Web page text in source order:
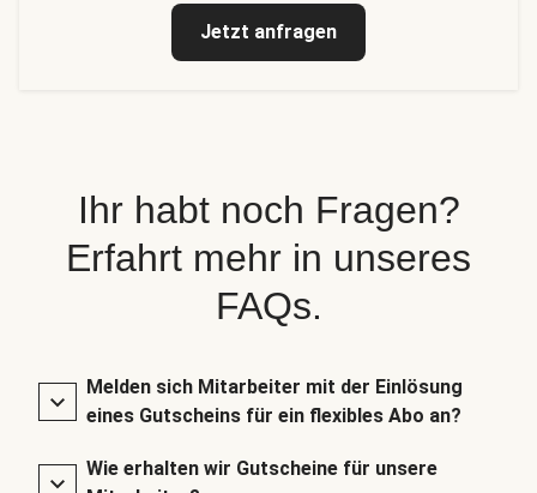
Jetzt anfragen
Ihr habt noch Fragen?
Erfahrt mehr in unseres
FAQs.
Melden sich Mitarbeiter mit der Einlösung
eines Gutscheins für ein flexibles Abo an?
Wie erhalten wir Gutscheine für unsere